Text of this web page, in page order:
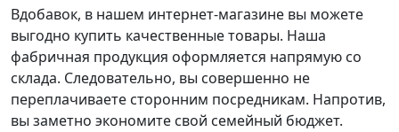
Вдобавок, в нашем интернет-магазине вы можете
выгодно купить качественные товары. Наша
фабричная продукция оформляется напрямую со
склада. Следовательно, вы совершенно не
переплачиваете сторонним посредникам. Напротив,
вы заметно экономите свой семейный бюджет.